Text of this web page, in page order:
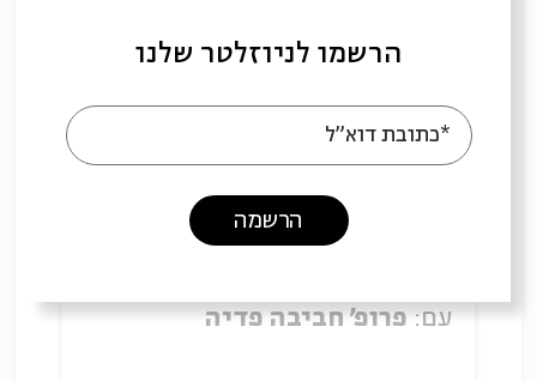
עם: פרופ' חביבה פדיה
הרשמו לניוזלטר שלנו
*כתובת דוא"ל
הרשמה